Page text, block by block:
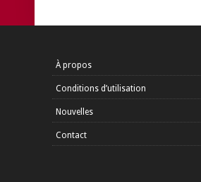
À propos
Conditions d’utilisation
Nouvelles
Contact